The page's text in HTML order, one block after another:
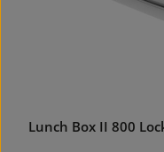
Lunch Box II 800